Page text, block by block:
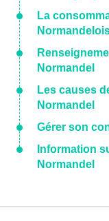
La
Normandel
Les causes
Normandel
Gérer son
Information
Normandel